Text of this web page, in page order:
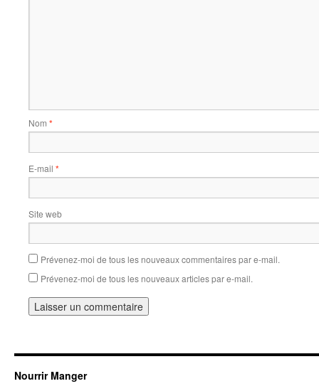
Nom *
E-mail *
Site web
Prévenez-moi de tous les nouveaux commentaires par e-mail.
Prévenez-moi de tous les nouveaux articles par e-mail.
Nourrir Manger